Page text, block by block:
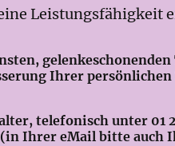
Leistungsfähigkeit
Ihrer persönlichen
telefonisch unter 01
Ihrer eMail bitte auch